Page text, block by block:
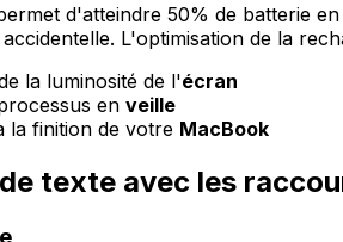
d'atteindre 50% de batterie
L'optimisation de la
la luminosité de l'écran
en veille
la finition de votre MacBook
texte avec les